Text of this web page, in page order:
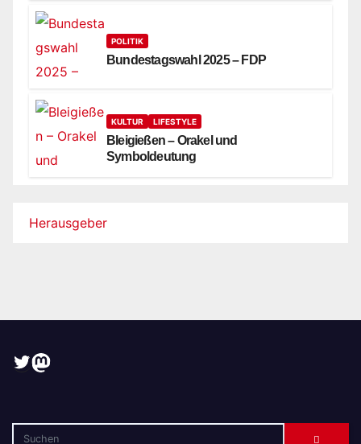
POLITIK
Bundestagswahl 2025 – FDP
KULTUR LIFESTYLE
Bleigießen – Orakel und
Symboldeutung
Herausgeber
Twitter
Mastodon